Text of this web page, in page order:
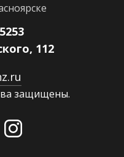
112
защищены.